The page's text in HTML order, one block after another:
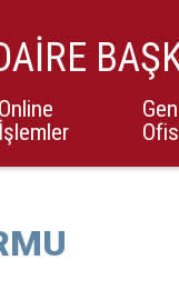
Online
İşlemler
Ofis